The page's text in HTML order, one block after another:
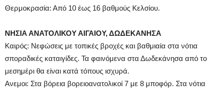
Θερμοκρασία: Από 10 έως 16 βαθμούς Κελσίου.
ΝΗΣΙΑ ΑΝΑΤΟΛΙΚΟΥ ΑΙΓΑΙΟΥ, ΔΩΔΕΚΑΝΗΣΑ
Καιρός: Νεφώσεις με τοπικές βροχές και βαθμιαία στα νότια
σποραδικές καταιγίδες. Τα φαινόμενα στα Δωδεκάνησα από το
μεσημέρι θα είναι κατά τόπους ισχυρά.
Ανεμοι: Στα βόρεια βορειοανατολικοί 7 με 8 μποφόρ. Στα νότια